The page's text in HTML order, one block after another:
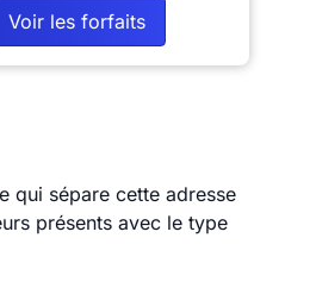
Voir les forfaits
qui sépare cette adresse
présents avec le type